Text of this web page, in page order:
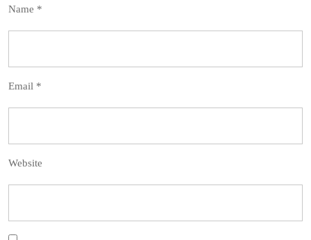
Name *
Email *
Website